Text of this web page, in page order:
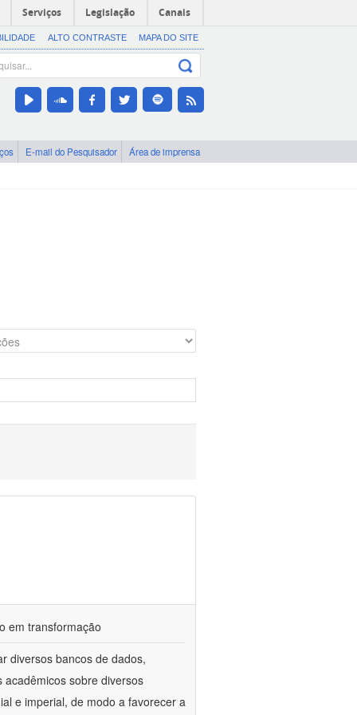
Serviços Legislação Canais
ALTO CONTRASTE MAPA DO SITE
E-mail do Pesquisador Área de imprensa
em transformação
diversos bancos de dados,
sobre diversos
e imperial, de modo a favorecer a